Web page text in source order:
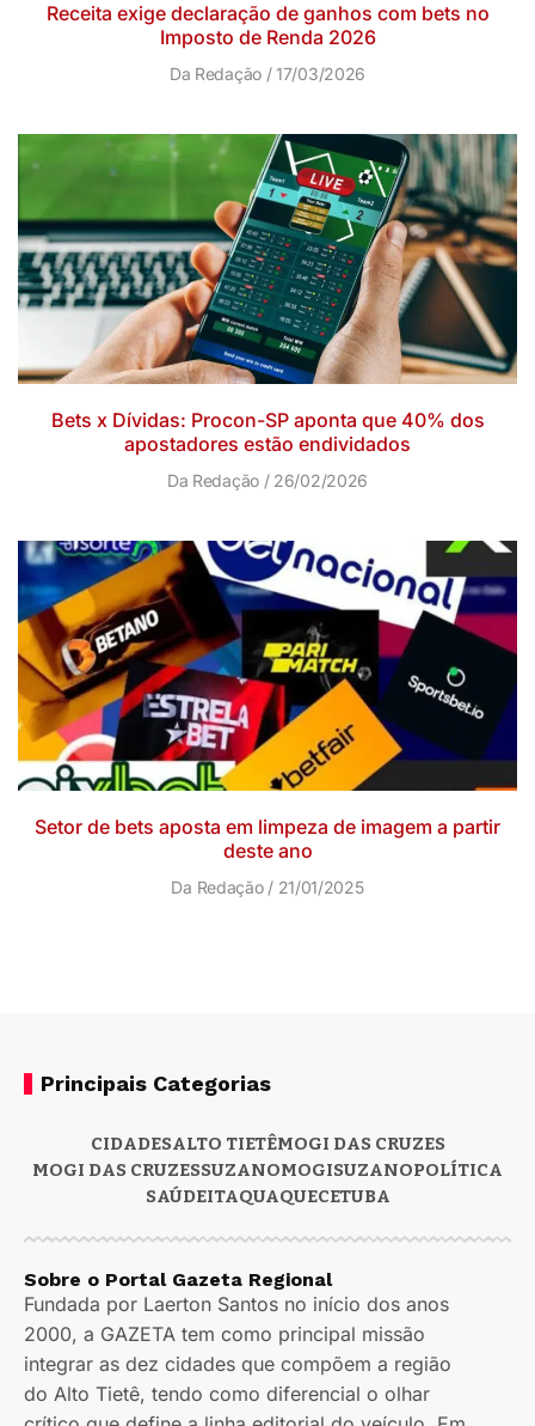
Receita exige declaração de ganhos com bets no
Imposto de Renda 2026
Da Redação 17/03/2026
Bets x Dívidas: Procon-SP aponta que 40% dos
apostadores estão endividados
Da Redação 26/02/2026
Setor de bets aposta em limpeza de imagem a partir
deste ano
Da Redação 21/01/2025
Principais Categorias
CIDADESALTO TIETÊMOGI DAS CRUZES
MOGI DAS CRUZESSUZANOMOGISUZANOPOLÍTICA
SAÚDEITAQUAQUECETUBA
Sobre o Portal Gazeta Regional
Fundada por Laerton Santos no início dos anos
2000, a GAZETA tem como principal missão
integrar as dez cidades que compõem a região
do Alto Tietê, tendo como diferencial o olhar